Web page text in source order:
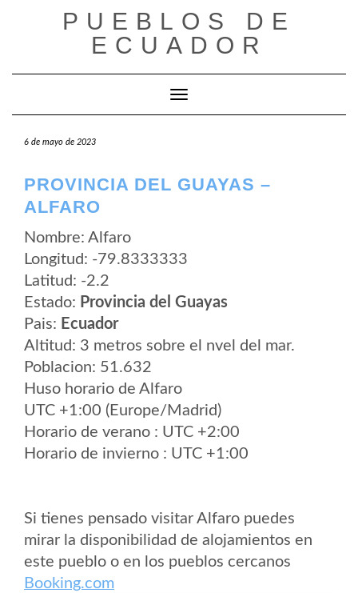
PUEBLOS DE
ECUADOR
Cambiar modo de navegación
6 de mayo de 2023
PROVINCIA DEL GUAYAS –
ALFARO
Nombre: Alfaro
Longitud: -79.8333333
Latitud: -2.2
Estado: Provincia del Guayas
Pais: Ecuador
Altitud: 3 metros sobre el nvel del mar.
Poblacion: 51.632
Huso horario de Alfaro
UTC +1:00 (Europe/Madrid)
Horario de verano : UTC +2:00
Horario de invierno : UTC +1:00
Si tienes pensado visitar Alfaro puedes
mirar la disponibilidad de alojamientos en
este pueblo o en los pueblos cercanos
Booking.com